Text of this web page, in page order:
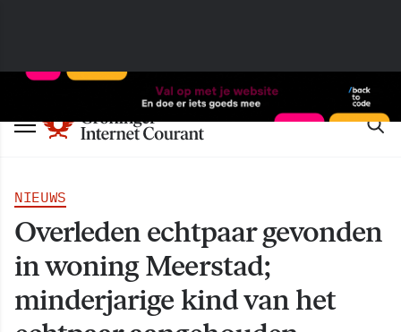
NIEUWS
Overleden echtpaar gevonden
in woning Meerstad;
minderjarige kind van het